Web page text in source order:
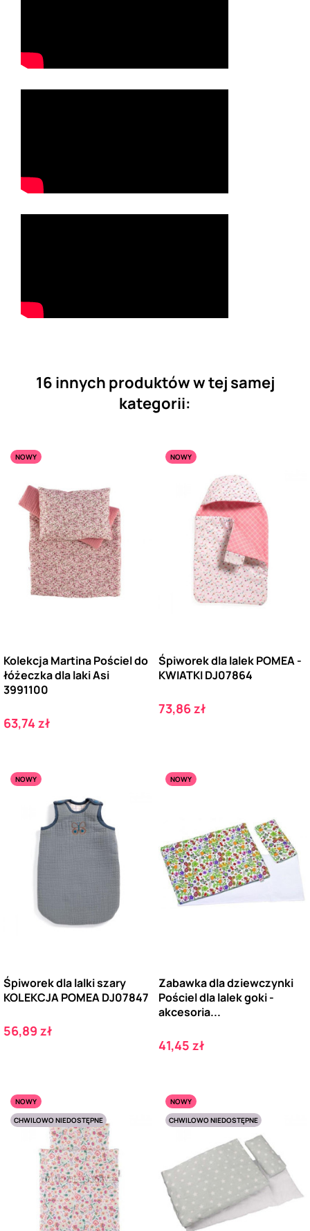
16 innych produktów w tej samej
kategorii:
NOWY
Kolekcja Martina Pościel do
łóżeczka dla laki Asi
3991100
Cena
63,74 zł
NOWY
Śpiworek dla lalek POMEA -
KWIATKI DJ07864
Cena
73,86 zł
NOWY
Śpiworek dla lalki szary
KOLEKCJA POMEA DJ07847
Cena
56,89 zł
NOWY
Zabawka dla dziewczynki
Pościel dla lalek goki -
akcesoria...
Cena
41,45 zł
NOWY
CHWILOWO NIEDOSTĘPNE
NOWY
CHWILOWO NIEDOSTĘPNE